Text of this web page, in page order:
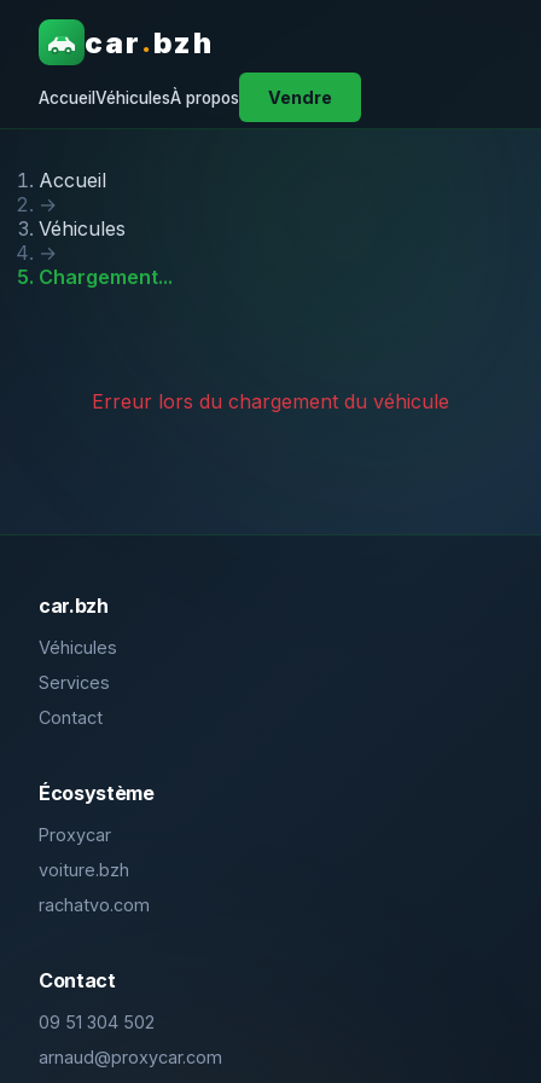
car . bzh
AccueilVéhiculesÀ propos Vendre
Accueil
→
Véhicules
→
Chargement...
Erreur lors du chargement du véhicule
car.bzh
Véhicules
Services
Contact
Écosystème
Proxycar
voiture.bzh
rachatvo.com
Contact
09 51 304 502
arnaud@proxycar.com